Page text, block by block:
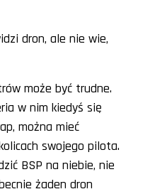
dron, ale nie wie,
może być trudne.
w nim kiedyś się
można mieć
swojego pilota.
BSP na niebie, nie
żaden dron